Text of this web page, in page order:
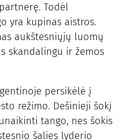
Todėl
yra kupinas aistros.
aukštesniųjų luomų
skandalingu ir žemos
persikėlė į
režimo. Dešinieji šokį
tango, nes šokis
šalies lyderio